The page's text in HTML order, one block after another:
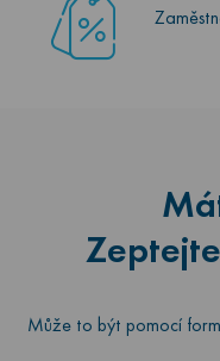
Může to být pomocí